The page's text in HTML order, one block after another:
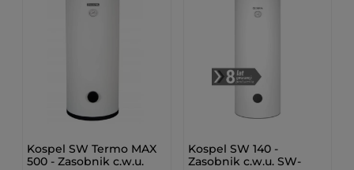
Kospel SW Termo MAX
500 - Zasobnik c.w.u.
Kospel SW 140 -
Zasobnik c.w.u. SW-